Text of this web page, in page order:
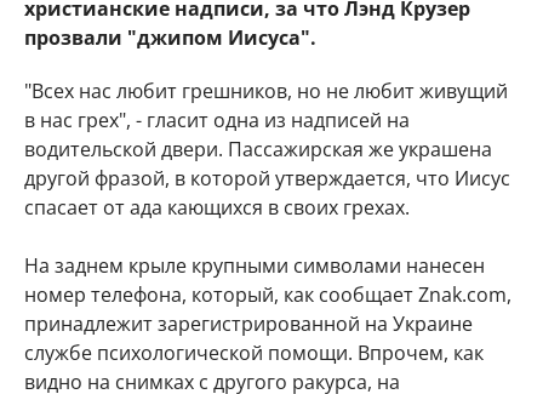
христианские надписи, за что Лэнд Крузер
прозвали "джипом Иисуса".
"Всех нас любит грешников, но не любит живущий
в нас грех", - гласит одна из надписей на
водительской двери. Пассажирская же украшена
другой фразой, в которой утверждается, что Иисус
спасает от ада кающихся в своих грехах.
На заднем крыле крупными символами нанесен
номер телефона, который, как сообщает Znak.com,
принадлежит зарегистрированной на Украине
службе психологической помощи. Впрочем, как
видно на снимках с другого ракурса, на